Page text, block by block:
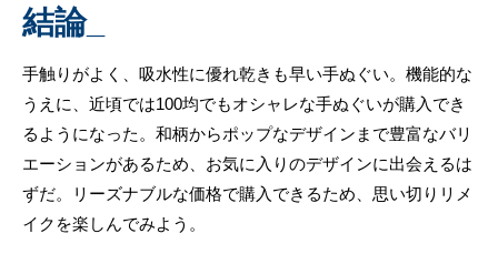
結論_
手触りがよく、吸水性に優れ乾きも早い手ぬぐい。機能的な
うえに、近頃では100均でもオシャレな手ぬぐいが購入でき
るようになった。和柄からポップなデザインまで豊富なバリ
エーションがあるため、お気に入りのデザインに出会えるは
ずだ。リーズナブルな価格で購入できるため、思い切りリメ
イクを楽しんでみよう。